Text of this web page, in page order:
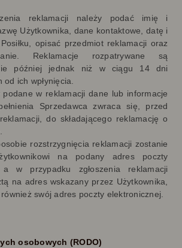
reklamacji należy podać imię i
Użytkownika, dane kontaktowe, datę i
opisać przedmiot reklamacji oraz
Reklamacje rozpatrywane są
nie później jednak niż w ciągu 14 dni
ich wpłynięcia.
w reklamacji dane lub informacje
Sprzedawca zwraca się, przed
do składającego reklamację o
rozstrzygnięcia reklamacji zostanie
na podany adres poczty
a w przypadku zgłoszenia reklamacji
na adres wskazany przez Użytkownika,
swój adres poczty elektronicznej.
osobowych (RODO)